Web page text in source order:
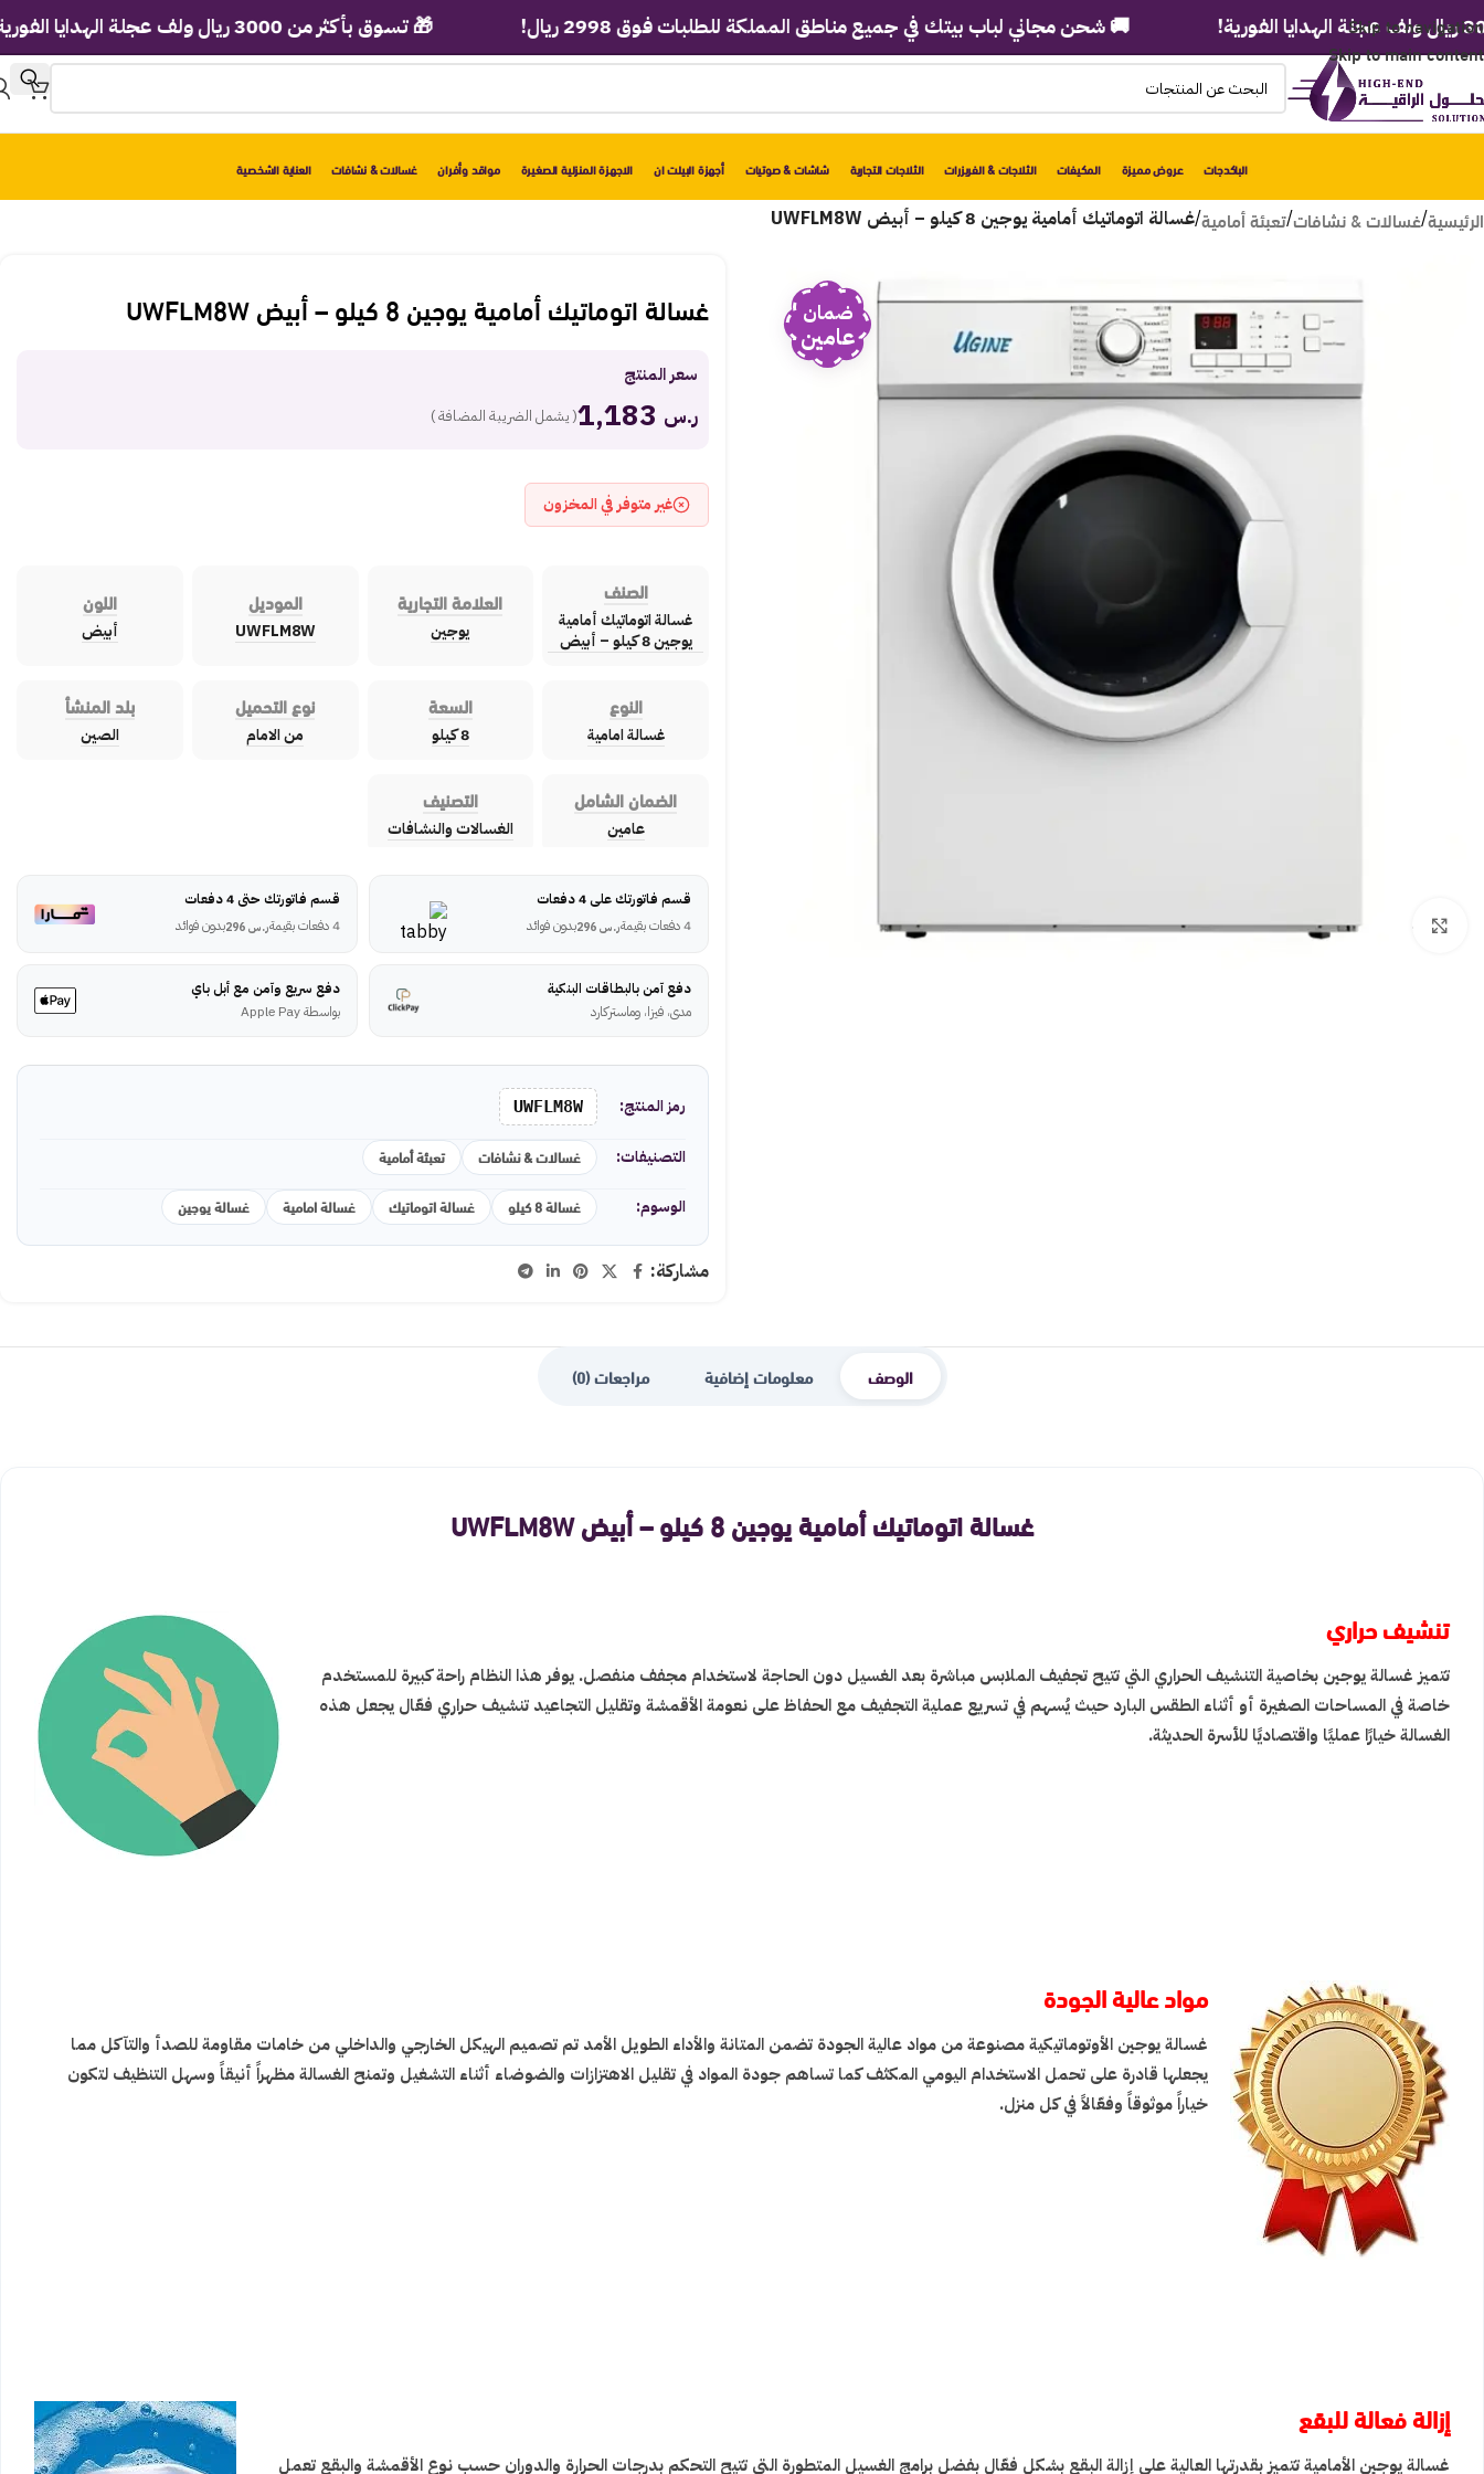
Skip to navigation
Skip to main content
الباكدجات عروض مميزة المكيفات الثلاجات & الفريزرات الثلاجات التجارية شاشات & صوتيات أجهزة البيلت ان الاجهزة المنزلية الصغيرة مواقد وأفران غسالات & نشافات العناية الشخصية
الرئيسية/غسالات & نشافات/تعبئة أمامية/غسالة اتوماتيك أمامية يوجين 8 كيلو – أبيض UWFLM8W
ضمان
عامين
Click to enlarge
غسالة اتوماتيك أمامية يوجين 8 كيلو – أبيض UWFLM8W
سعر المنتج
ر.س ( يشمل الضريبة المضافة )
غير متوفر في المخزون
الصنف
غسالة اتوماتيك أمامية
يوجين 8 كيلو – أبيض
العلامة التجارية
يوجين
الموديل
UWFLM8W
اللون
أبيض
النوع
غسالة امامية
السعة
8 كيلو
نوع التحميل
من الامام
بلد المنشأ
الصين
الضمان الشامل
عامين
التصنيف
الغسالات والنشافات
قسم فاتورتك على 4 دفعات
4 دفعات بقيمة
ر.س بدون فوائد
قسم فاتورتك حتى 4 دفعات
4 دفعات بقيمة
ر.س 296 بدون فوائد
دفع آمن بالبطاقات البنكية
مدى، فيزا، وماستركارد
دفع سريع وآمن مع أبل باي
بواسطة Apple Pay
رمز المنتج: UWFLM8W
التصنيفات: غسالات & نشافات تعبئة أمامية
الوسوم: غسالة 8 كيلو غسالة اتوماتيك غسالة امامية غسالة يوجين
مشاركة:
الوصف معلومات إضافية مراجعات (0)
غسالة اتوماتيك أمامية يوجين 8 كيلو – أبيض UWFLM8W
تنشيف حراري
تتميز غسالة يوجين بخاصية التنشيف الحراري التي تتيح تجفيف الملابس مباشرة بعد الغسيل دون الحاجة لاستخدام مجفف منفصل. يوفر هذا النظام راحة كبيرة للمستخدم
خاصة في المساحات الصغيرة أو أثناء الطقس البارد حيث يُسهم في تسريع عملية التجفيف مع الحفاظ على نعومة الأقمشة وتقليل التجاعيد تنشيف حراري فعّال يجعل هذه
الغسالة خيارًا عمليًا واقتصاديًا للأسرة الحديثة.
مواد عالية الجودة
غسالة يوجين الأوتوماتيكية مصنوعة من مواد عالية الجودة تضمن المتانة والأداء الطويل الأمد تم تصميم الهيكل الخارجي والداخلي من خامات مقاومة للصدأ والتآكل مما
يجعلها قادرة على تحمل الاستخدام اليومي المكثف كما تساهم جودة المواد في تقليل الاهتزازات والضوضاء أثناء التشغيل وتمنح الغسالة مظهراً أنيقاً وسهل التنظيف لتكون
خياراً موثوقاً وفعّالاً في كل منزل.
إزالة فعالة للبقع
غسالة يوجين الأمامية تتميز بقدرتها العالية على إزالة البقع بشكل فعّال بفضل برامج الغسيل المتطورة التي تتيح التحكم بدرجات الحرارة والدوران حسب نوع الأقمشة والبقع تعمل
🎁 تسوق بأكثر من 3000 ريال ولف عجلة الهدايا الفورية! 🚚 شحن مجاني لباب بيتك في جميع مناطق المملكة للطلبات فوق 2998 ريال!